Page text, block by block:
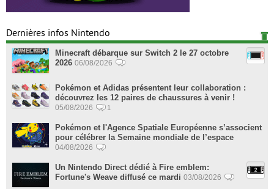
Dernières infos Nintendo
Minecraft débarque sur Switch 2 le 27 octobre
2026 06/08/2026
Pokémon et Adidas présentent leur collaboration :
découvrez les 12 paires de chaussures à venir !
05/08/2026 1
Pokémon et l'Agence Spatiale Européenne s’associent
pour célébrer la Semaine mondiale de l’espace
04/08/2026
Un Nintendo Direct dédié à Fire emblem:
Fortune's Weave diffusé ce mardi 03/08/2026